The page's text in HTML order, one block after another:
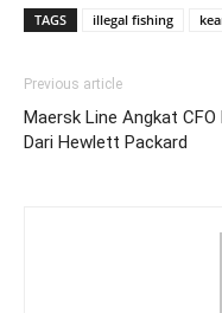
TAGS illegal fishing
Previous article
Maersk Line Angkat CFO
Dari Hewlett Packard